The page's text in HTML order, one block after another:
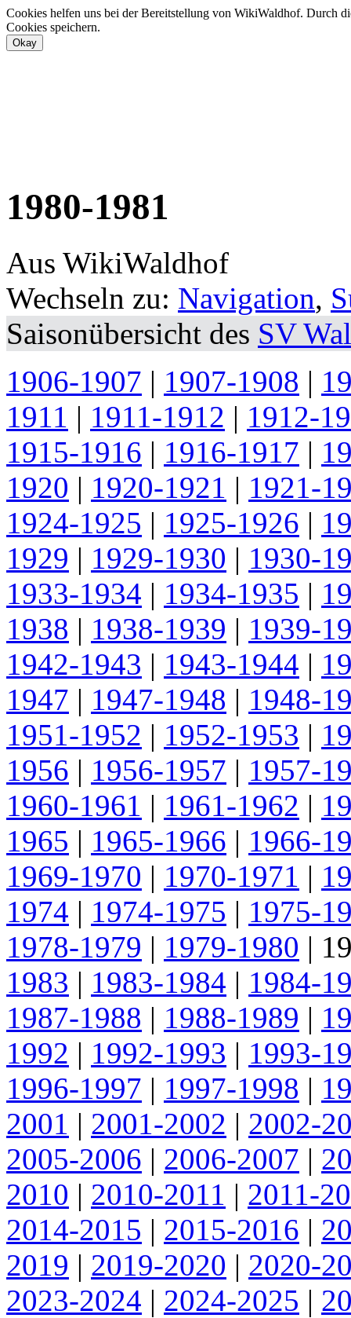
Cookies helfen uns bei der Bereitstellung von WikiWaldhof. Durch
Cookies speichern.
1980-1981
Aus WikiWaldhof
Wechseln zu: Navigation,
Saisonübersicht des SV
1906-1907 | 1907-1908 |
1911 | 1911-1912 | 1912-
1915-1916 | 1916-1917 |
1920 | 1920-1921 | 1921-
1924-1925 | 1925-1926 |
1929 | 1929-1930 | 1930-
1933-1934 | 1934-1935 |
1938 | 1938-1939 | 1939-
1942-1943 | 1943-1944 |
1947 | 1947-1948 | 1948-
1951-1952 | 1952-1953 |
1956 | 1956-1957 | 1957-
1960-1961 | 1961-1962 |
1965 | 1965-1966 | 1966-
1969-1970 | 1970-1971 |
1974 | 1974-1975 | 1975-
1978-1979 | 1979-1980 |
1983 | 1983-1984 | 1984-
1987-1988 | 1988-1989 |
1992 | 1992-1993 | 1993-
1996-1997 | 1997-1998 |
2001 | 2001-2002 | 2002-
2005-2006 | 2006-2007 |
2010 | 2010-2011 | 2011-
2014-2015 | 2015-2016 |
2019 | 2019-2020 | 2020-
2023-2024 | 2024-2025 |